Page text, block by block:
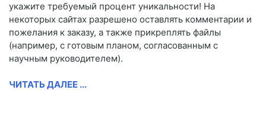
укажите требуемый процент уникальности! На
некоторых сайтах разрешено оставлять комментарии и
пожелания к заказу, а также прикреплять файлы
(например, с готовым планом, согласованным с
научным руководителем).
ЧИТАТЬ ДАЛЕЕ ...